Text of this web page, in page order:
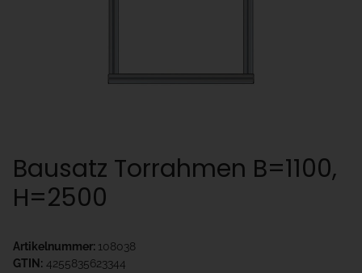
Bausatz Torrahmen B=1100,
H=2500
Artikelnummer: 108038
GTIN: 4255835623344